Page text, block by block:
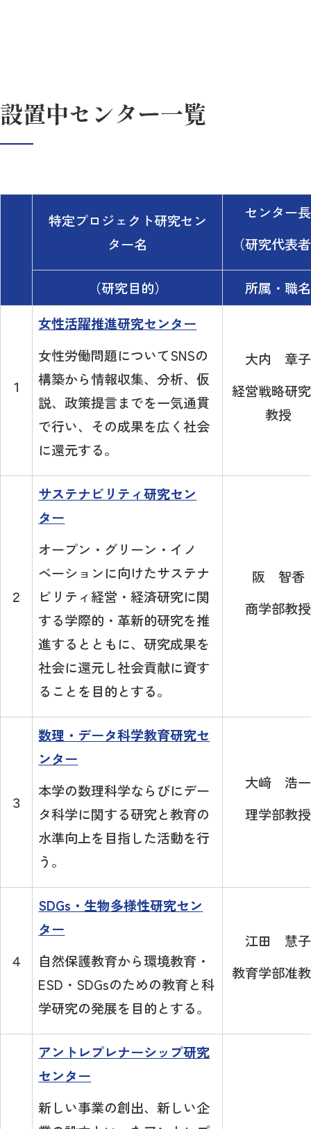
設置中センター一覧
特定プロジェクト研究セン
ター名
センター長
（研究代表
（研究目的） 所属・職名
１
女性活躍推進研究センター
女性労働問題についてSNSの
構築から情報収集、分析、仮
説、政策提言までを一気通貫
で行い、その成果を広く社会
に還元する。
大内 章子
経営戦略研
教授
２
サステナビリティ研究セン
ター
オープン・グリーン・イノ
ベーションに向けたサステナ
ビリティ経営・経済研究に関
する学際的・革新的研究を推
進するとともに、研究成果を
社会に還元し社会貢献に資す
ることを目的とする。
阪 智香
商学部教授
３
数理・データ科学教育研究セ
ンター
本学の数理科学ならびにデー
タ科学に関する研究と教育の
水準向上を目指した活動を行
う。
大﨑 浩一
理学部教授
４
SDGs・生物多様性研究セン
ター
自然保護教育から環境教育・
ESD・SDGsのための教育と科
学研究の発展を目的とする。
江田 慧子
教育学部准
アントレプレナーシップ研究
センター
新しい事業の創出、新しい企